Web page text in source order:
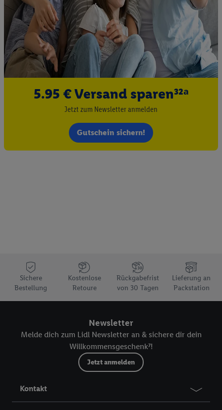
5.95 € Versand sparen³²ᵃ
Jetzt zum Newsletter anmelden
Gutschein sichern!
Sichere
Bestellung
Kostenlose
Retoure
Rückgabefrist
von 30 Tagen
Lieferung an
Packstation
Newsletter
Melde dich zum Lidl Newsletter an & sichere dir dein
Willkommensgeschenk⁷!
Jetzt anmelden
Kontakt